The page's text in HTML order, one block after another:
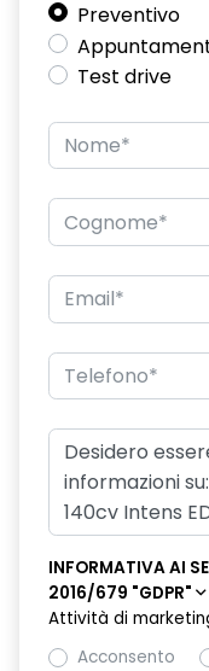
Preventivo
Test drive
INFORMATIVA AI
2016/679 "GDPR"
Attività di
Acconsento